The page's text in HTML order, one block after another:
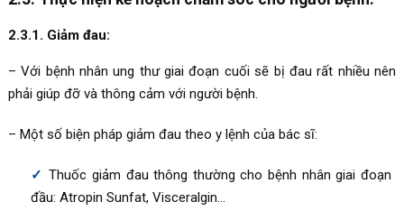
2.3.1. Giảm đau:
– Với bệnh nhân ung thư giai đoạn cuối sẽ bị đau rất nhiều nên
phải giúp đỡ và thông cảm với người bệnh.
– Một số biện pháp giảm đau theo y lệnh của bác sĩ:
Thuốc giảm đau thông thường cho bệnh nhân giai đoạn
đầu: Atropin Sunfat, Visceralgin…